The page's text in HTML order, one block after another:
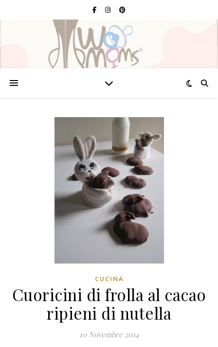
CUCINA
Cuoricini di frolla al cacao
ripieni di nutella
10 Novembre 2014